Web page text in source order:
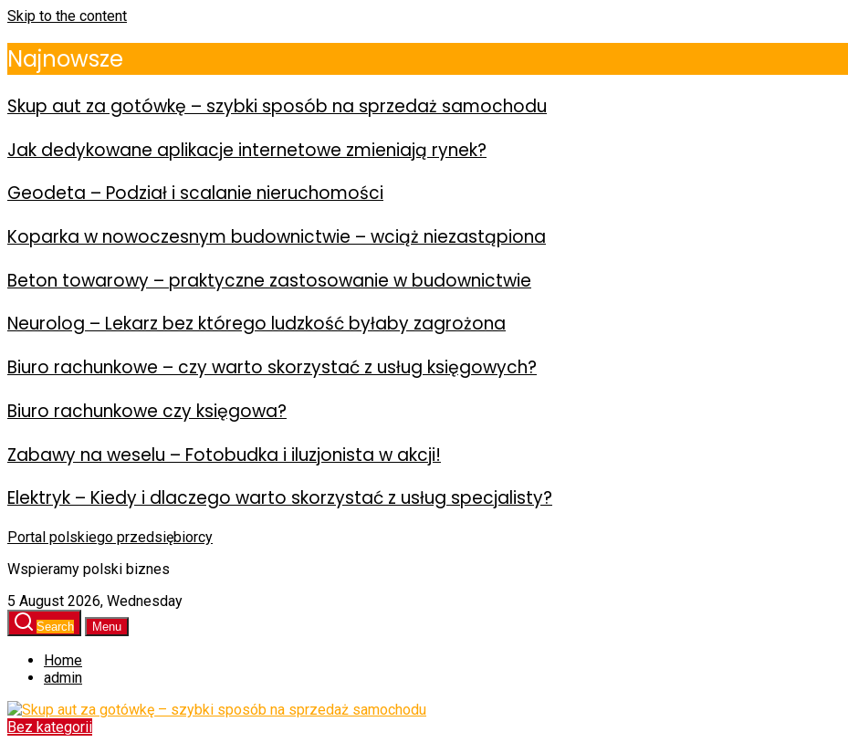
Skip to the content
Najnowsze
Skup aut za gotówkę – szybki sposób na sprzedaż samochodu
Jak dedykowane aplikacje internetowe zmieniają rynek?
Geodeta – Podział i scalanie nieruchomości
Koparka w nowoczesnym budownictwie – wciąż niezastąpiona
Beton towarowy – praktyczne zastosowanie w budownictwie
Neurolog – Lekarz bez którego ludzkość byłaby zagrożona
Biuro rachunkowe – czy warto skorzystać z usług księgowych?
Biuro rachunkowe czy księgowa?
Zabawy na weselu – Fotobudka i iluzjonista w akcji!
Elektryk – Kiedy i dlaczego warto skorzystać z usług specjalisty?
Portal polskiego przedsiębiorcy
Wspieramy polski biznes
5 August 2026, Wednesday
Search Menu
Home
admin
Bez kategorii